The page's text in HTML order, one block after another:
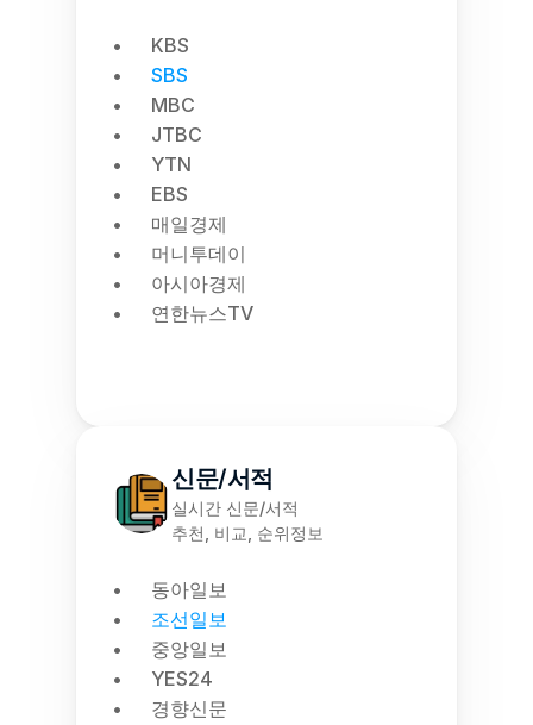
KBS
SBS
MBC
JTBC
YTN
EBS
매일경제
머니투데이
아시아경제
연한뉴스TV
신문/서적
실시간 신문/서적
추천, 비교, 순위정보
동아일보
조선일보
중앙일보
YES24
경향신문